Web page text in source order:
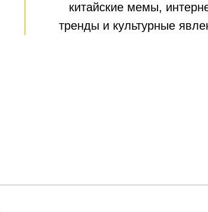
китайские мемы,
тренды и культурные